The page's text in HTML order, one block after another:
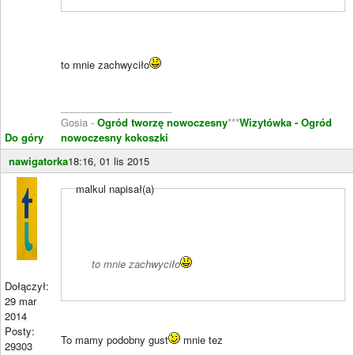
Do góry
to mnie zachwyciło
Gosia - Ogród tworzę nowoczesny***Wizytówka - Ogród
nowoczesny kokoszki
nawigatorka18:16, 01 lis 2015
Dołączył:
29 mar
2014
Posty:
29303
malkul napisał(a)
to mnie zachwyciło
To mamy podobny gust mnie tez